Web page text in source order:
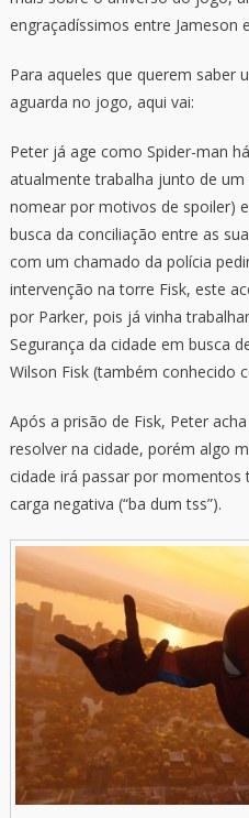
engraçadíssimos entre Jameson
Para aqueles que querem saber
aguarda no jogo, aqui vai:
Peter já age como Spider-man
atualmente trabalha junto de
nomear por motivos de spoiler)
busca da conciliação entre as
com um chamado da polícia
intervenção na torre Fisk, este
por Parker, pois já vinha
Segurança da cidade em busca
Wilson Fisk (também conhecido
Após a prisão de Fisk, Peter
resolver na cidade, porém algo
cidade irá passar por
carga negativa (“ba dum tss”).